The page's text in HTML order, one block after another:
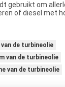
gebruikt om
of diesel met
de turbineolie
van de turbineolie
van de turbineolie